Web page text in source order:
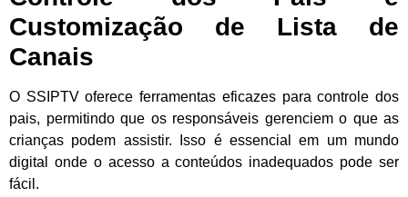
Customização de Lista de
Canais
O SSIPTV oferece ferramentas eficazes para controle dos
pais, permitindo que os responsáveis gerenciem o que as
crianças podem assistir. Isso é essencial em um mundo
digital onde o acesso a conteúdos inadequados pode ser
fácil.